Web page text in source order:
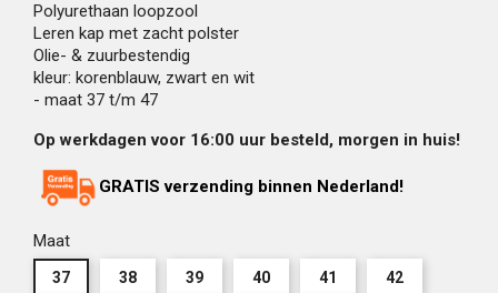
Polyurethaan loopzool
Leren kap met zacht polster
Olie- & zuurbestendig
kleur: korenblauw, zwart en wit
- maat 37 t/m 47
Op werkdagen voor 16:00 uur besteld, morgen in huis!
GRATIS verzending binnen Nederland!
Maat
37 38 39 40 41 42